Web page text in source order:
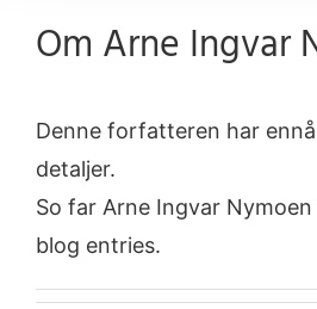
OmArne Ingvar
Denne forfatteren har
detaljer.
So far Arne Ingvar Nymoen
blog entries.